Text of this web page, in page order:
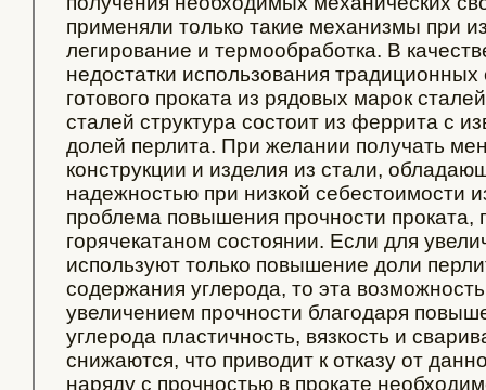
применяли только такие механизмы при
легирование и термообработка. В
недостатки использования традиционных
готового проката из рядовых марок
сталей структура состоит из феррита с
долей перлита. При желании получать
конструкции и изделия из стали,
надежностью при низкой себестоимости
проблема повышения прочности проката,
горячекатаном состоянии. Если для
используют только повышение доли
содержания углерода, то эта возможность
увеличением прочности благодаря
углерода пластичность, вязкость и
снижаются, что приводит к отказу от
наряду с прочностью в прокате